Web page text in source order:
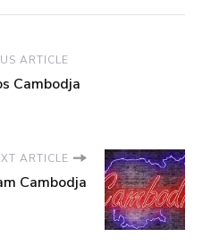
ARTICLE
Cambodja
ARTICLE
Cambodja